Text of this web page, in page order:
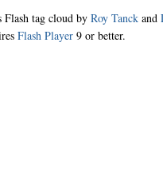
Flash tag cloud by Roy Tanckand
Flash Player9 or better.